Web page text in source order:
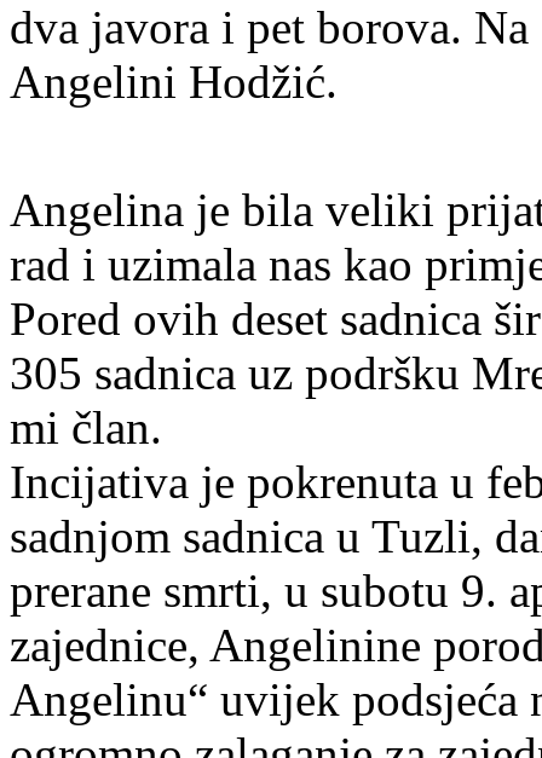
dva javora i pet borova.
Angelini Hodžić.
Angelina je bila veliki
rad i uzimala nas kao
Pored ovih deset sadnica
305 sadnica uz podršku
mi član.
Incijativa je pokrenuta u
sadnjom sadnica u Tuzli,
prerane smrti, u subotu 9.
zajednice, Angelinine
Angelinu“ uvijek podsjeća